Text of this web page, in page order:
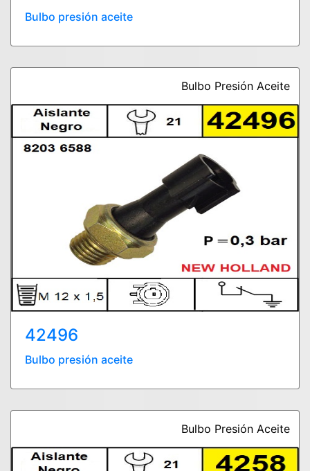
Bulbo presión aceite
Bulbo Presión Aceite
42496
Bulbo presión aceite
Bulbo Presión Aceite